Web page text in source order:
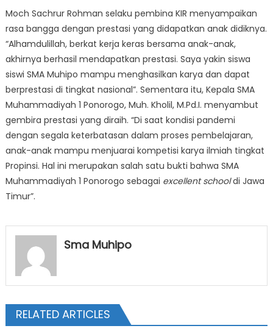
Moch Sachrur Rohman selaku pembina KIR menyampaikan
rasa bangga dengan prestasi yang didapatkan anak didiknya.
“Alhamdulillah, berkat kerja keras bersama anak-anak,
akhirnya berhasil mendapatkan prestasi. Saya yakin siswa
siswi SMA Muhipo mampu menghasilkan karya dan dapat
berprestasi di tingkat nasional”. Sementara itu, Kepala SMA
Muhammadiyah 1 Ponorogo, Muh. Kholil, M.Pd.I. menyambut
gembira prestasi yang diraih. “Di saat kondisi pandemi
dengan segala keterbatasan dalam proses pembelajaran,
anak-anak mampu menjuarai kompetisi karya ilmiah tingkat
Propinsi. Hal ini merupakan salah satu bukti bahwa SMA
Muhammadiyah 1 Ponorogo sebagai excellent schooldi Jawa
Timur”.
Sma Muhipo
RELATED ARTICLES